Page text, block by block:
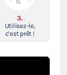
3.
Utilisez-le,
c’est prêt !